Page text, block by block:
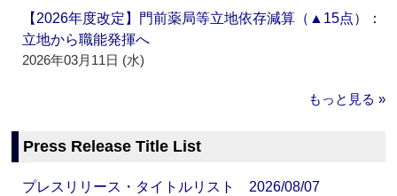
【2026年度改定】門前薬局等立地依存減算（▲15点）：
立地から職能発揮へ
2026年03月11日 (水)
もっと見る »
Press Release Title List
プレスリリース・タイトルリスト 2026/08/07